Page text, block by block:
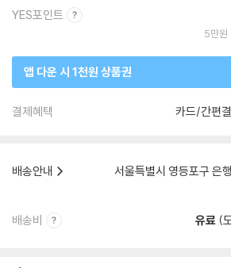
YES포인트
5만원
앱 다운 시 1천원 상품권
결제혜택 카드/간편
배송안내
서울특별시 영등포구 은
배송비 유료 (